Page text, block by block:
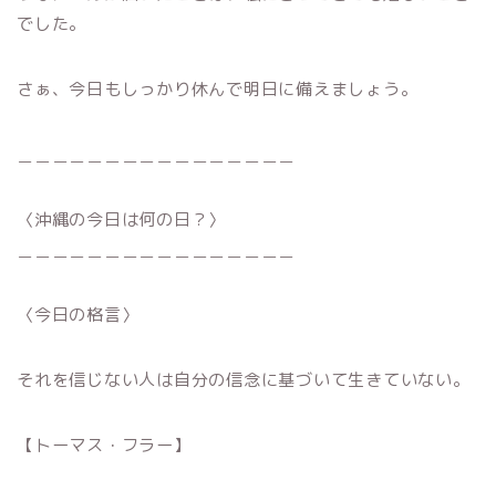
でした。
さぁ、今日もしっかり休んで明日に備えましょう。
〈沖縄の今日は何の日？〉
〈今日の格言〉
それを信じない人は自分の信念に基づいて生きていない。
【トーマス・フラー】